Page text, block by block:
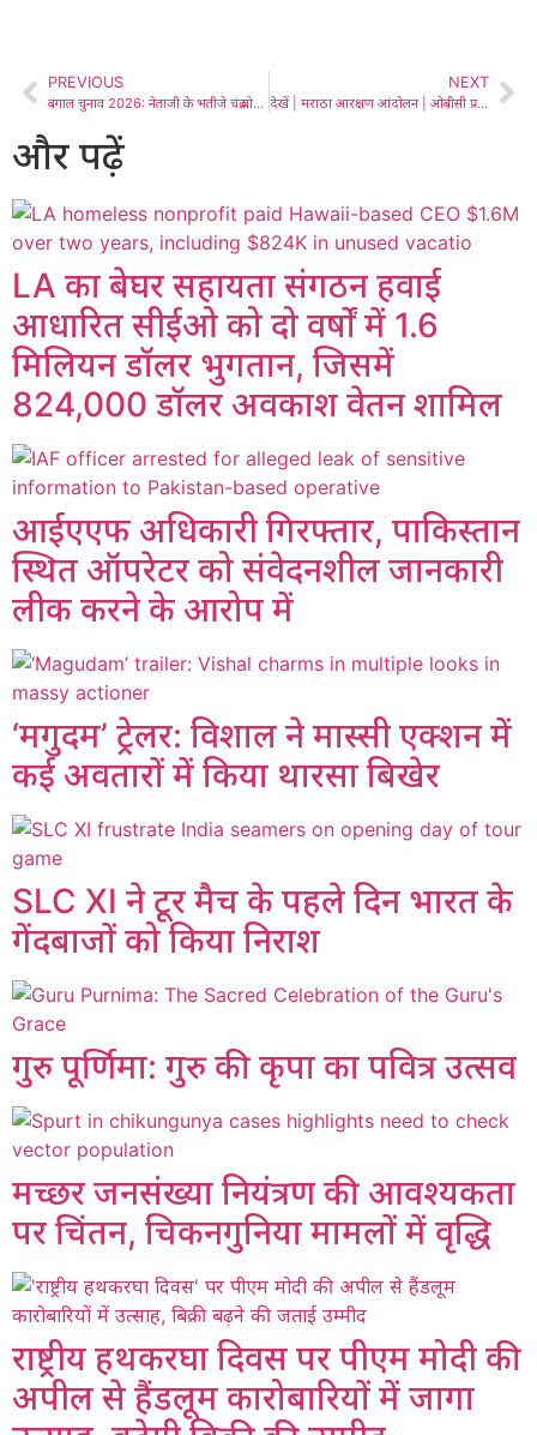
PREVIOUS
बंगाल चुनाव 2026: नेताजी के भतीजे चंद्र बोस ने बीजेपी छोड़ तृणमूल कांग्रेस में किया शामिल
NEXT
देखें | मराठा आरक्षण आंदोलन | ओबीसी प्रतिक्रिया के प्रभाव क्या हैं
और पढ़ें
LA का बेघर सहायता संगठन हवाई
आधारित सीईओ को दो वर्षों में 1.6
मिलियन डॉलर भुगतान, जिसमें
824,000 डॉलर अवकाश वेतन शामिल
आईएएफ अधिकारी गिरफ्तार, पाकिस्तान
स्थित ऑपरेटर को संवेदनशील जानकारी
लीक करने के आरोप में
‘मगुदम’ ट्रेलर: विशाल ने मास्सी एक्शन में
कई अवतारों में किया थारसा बिखेर
SLC XI ने टूर मैच के पहले दिन भारत के
गेंदबाजों को किया निराश
गुरु पूर्णिमा: गुरु की कृपा का पवित्र उत्सव
मच्छर जनसंख्या नियंत्रण की आवश्यकता
पर चिंतन, चिकनगुनिया मामलों में वृद्धि
राष्ट्रीय हथकरघा दिवस पर पीएम मोदी की
अपील से हैंडलूम कारोबारियों में जागा